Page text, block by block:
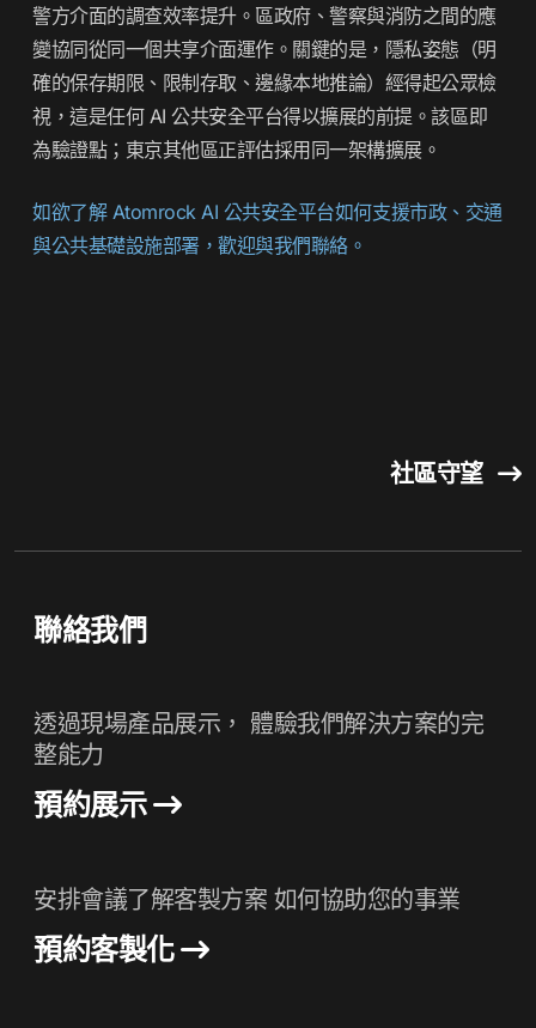
警方介面的調查效率提升。區政府、警察與消防之間的應
變協同從同一個共享介面運作。關鍵的是，隱私姿態（明
確的保存期限、限制存取、邊緣本地推論）經得起公眾檢
視，這是任何 AI 公共安全平台得以擴展的前提。該區即
為驗證點；東京其他區正評估採用同一架構擴展。
如欲了解 Atomrock AI 公共安全平台如何支援市政、交通
與公共基礎設施部署，歡迎與我們聯絡。
社區守望
聯絡我們
透過現場產品展示， 體驗我們解決方案的完
整能力
預約展示
安排會議了解客製方案 如何協助您的事業
預約客製化